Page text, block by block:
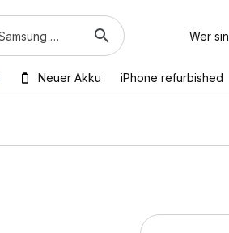
Wer
Neuer Akku iPhone refurbished